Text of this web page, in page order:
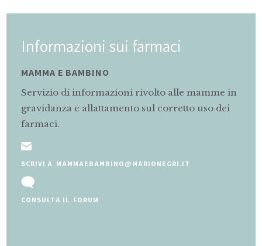
Informazioni sui farmaci
MAMMA E BAMBINO
Servizio di informazioni rivolto alle mamme in
gravidanza e allattamento sul corretto uso dei
farmaci.
SCRIVI A MAMMAEBAMBINO@MARIONEGRI.IT
CONSULTA IL FORUM